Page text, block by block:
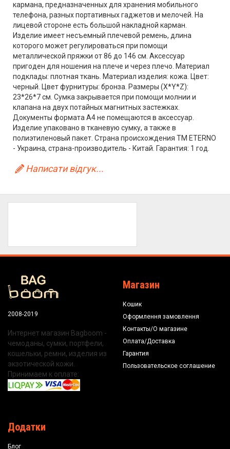
кармана, предназначенных для хранения мобильного
телефона, разных портативных гаджетов и мелочей. На
лицевой стороне есть большой накладной карман.
Изделие имеет несъемный плечевой ремень, длина
которого может регулироваться при помощи
металлической пряжки от 86 до 146 см. Аксессуар
пригоден для ношения на плече и через плечо. Материал
подклады: плотная ткань. Материал изделия: кожа. Цвет:
черный. Цвет фурнитуры: бронза. Размеры (X*Y*Z):
23*26*7 см. Сумка закрывается при помощи молнии и
клапана на двух потайных магнитных застежках.
Документы формата А4 не помещаются в аксессуар.
Изделие упаковано в тканевую сумку, а также в
полиэтиленовый пакет. Страна происхождения ТМ ETERNO
- Украина, страна-производитель - Китай. Гарантия: 1 год.
Написати відгук...
2008-2019
Интернет магазин Bagboom -
чемоданы, сумки, портфели,
кошельки, ремни, изделия из
экзотической кожи.
Принимаем к оплате:
Магазин
Кошик
Оформлення замовлення
Контакты/О магазине
Оплата/Доставка
Гарантия
Пользовательское соглашение
Додатки
Блог